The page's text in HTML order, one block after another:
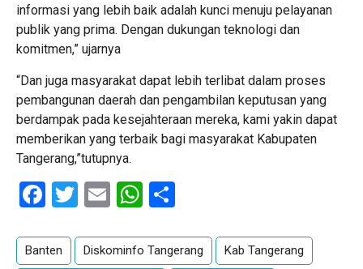
informasi yang lebih baik adalah kunci menuju pelayanan
publik yang prima. Dengan dukungan teknologi dan
komitmen,” ujarnya
“Dan juga masyarakat dapat lebih terlibat dalam proses
pembangunan daerah dan pengambilan keputusan yang
berdampak pada kesejahteraan mereka, kami yakin dapat
memberikan yang terbaik bagi masyarakat Kabupaten
Tangerang,”tutupnya.
Facebook
Twitter
EmailWhatsApp
Banten Diskominfo Tangerang Kab Tangerang